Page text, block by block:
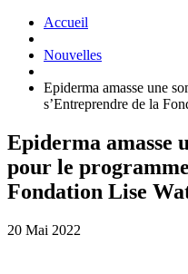
Accueil
Nouvelles
Epiderma amasse une
s’Entreprendre de la
Epiderma amasse
pour le
Fondation Lise
20 Mai 2022